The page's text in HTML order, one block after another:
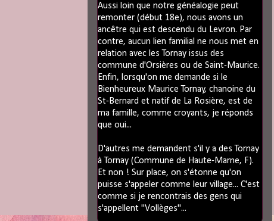
Aussi loin que notre généalogie peut
remonter (début 18e), nous avons un
ancêtre qui est descendu du Levron. Par
contre, aucun lien familial ne nous met en
relation avec les Tornay issus des
commune d'Orsières ou de Saint-Maurice.
Enfin, lorsqu'on me demande si le
Bienheureux Maurice Tornay, chanoine du
St-Bernard et natif de La Rosière, est de
ma famille, comme croyants, je réponds
que oui...
D'autres me demandent s'il y a des Tornay
à Tornay (Commune de Haute-Marne, F).
Et non ! Sur place, on s'étonne qu'on
puisse s'appeler comme leur village... C'est
comme si je rencontrais des gens qui
s'appellent "Vollèges"...